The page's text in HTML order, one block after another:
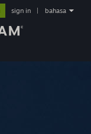
sign in bahasa